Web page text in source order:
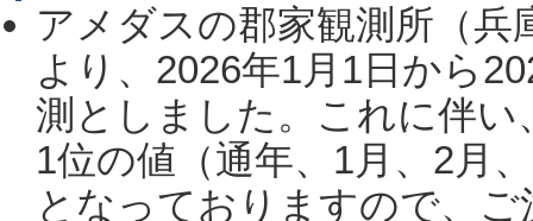
アメダスの郡家観測所（
より、2026年1月1日から
測としました。これに伴い
1位の値（通年、1月、2月
となっておりますので、